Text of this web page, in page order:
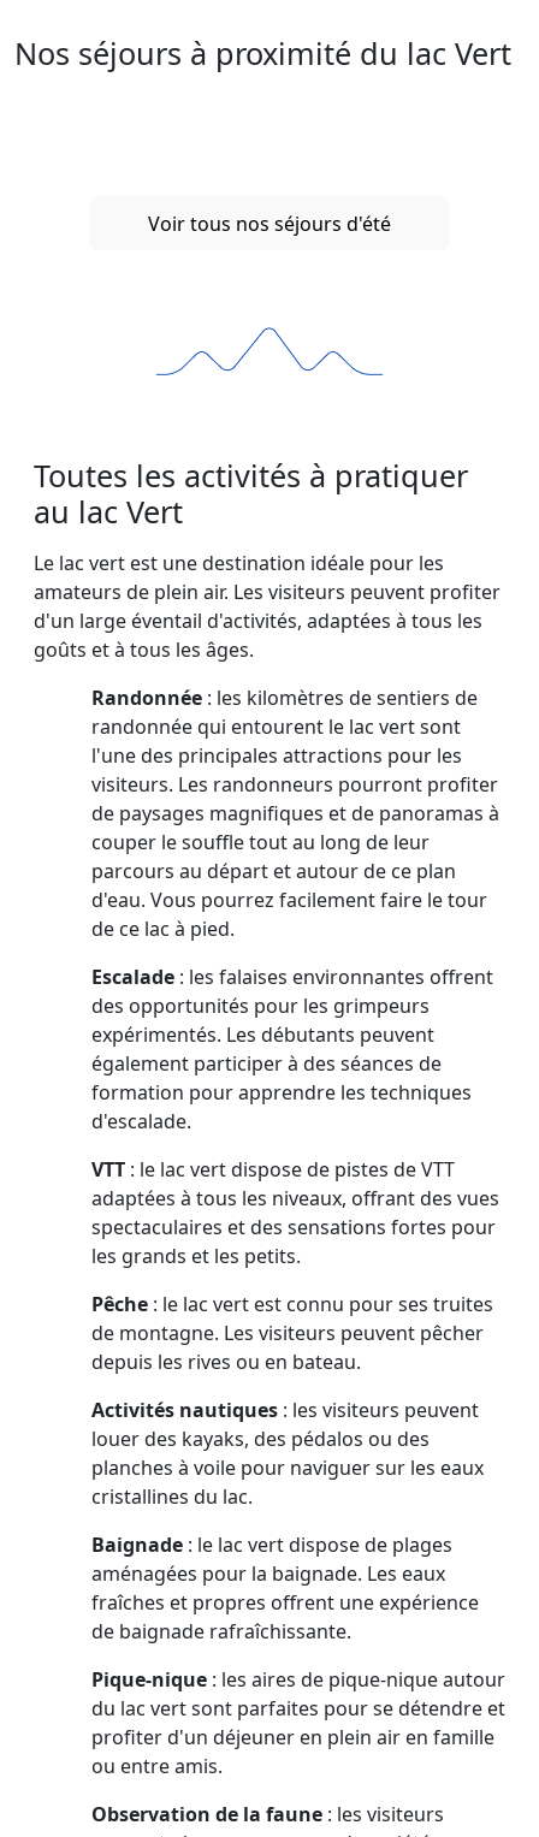
Nos séjours à proximité du lac Vert
Voir tous nos séjours d'été
Toutes les activités à pratiquer
au lac Vert
Le lac vert est une destination idéale pour les
amateurs de plein air. Les visiteurs peuvent profiter
d'un large éventail d'activités, adaptées à tous les
goûts et à tous les âges.
Randonnée : les kilomètres de sentiers de
randonnée qui entourent le lac vert sont
l'une des principales attractions pour les
visiteurs. Les randonneurs pourront profiter
de paysages magnifiques et de panoramas à
couper le souffle tout au long de leur
parcours au départ et autour de ce plan
d'eau. Vous pourrez facilement faire le tour
de ce lac à pied.
Escalade : les falaises environnantes offrent
des opportunités pour les grimpeurs
expérimentés. Les débutants peuvent
également participer à des séances de
formation pour apprendre les techniques
d'escalade.
VTT : le lac vert dispose de pistes de VTT
adaptées à tous les niveaux, offrant des vues
spectaculaires et des sensations fortes pour
les grands et les petits.
Pêche : le lac vert est connu pour ses truites
de montagne. Les visiteurs peuvent pêcher
depuis les rives ou en bateau.
Activités nautiques : les visiteurs peuvent
louer des kayaks, des pédalos ou des
planches à voile pour naviguer sur les eaux
cristallines du lac.
Baignade : le lac vert dispose de plages
aménagées pour la baignade. Les eaux
fraîches et propres offrent une expérience
de baignade rafraîchissante.
Pique-nique : les aires de pique-nique autour
du lac vert sont parfaites pour se détendre et
profiter d'un déjeuner en plein air en famille
ou entre amis.
Observation de la faune : les visiteurs